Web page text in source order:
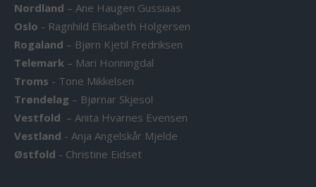
Nordland – Ane Haugen Gussiaas
Oslo - Ragnhild Elisabeth Holgersen
Rogaland – Bjørn Kjetil Fredriksen
Telemark – Mari Honningdal
Troms - Tone Mikkelsen
Trøndelag – Bjørnar Skjesol
Vestfold – Anita Hvarnes Evensen
Vestland - Anja Angelskår Mjelde
Østfold - Christine Eidset